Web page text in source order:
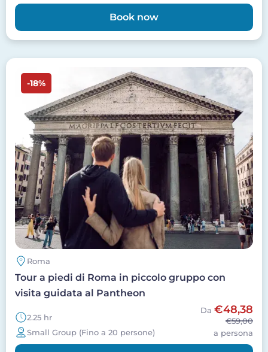
Book now
Image
-18%
Roma
Tour a piedi di Roma in piccolo gruppo con
visita guidata al Pantheon
2.25 hr
Small Group (Fino a 20 persone)
Da €48,38
€59,00
a persona